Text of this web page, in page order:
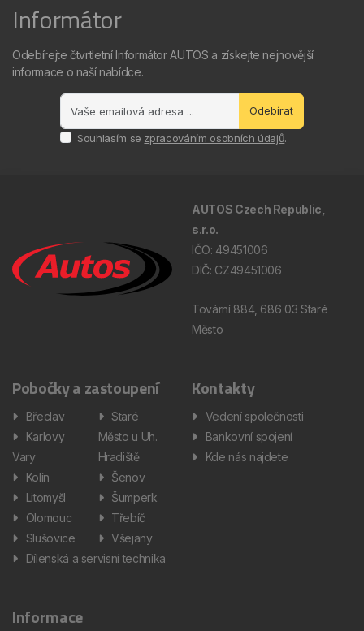
Informátor
Odebírejte čtvrtletní Informátor AUTOS a získejte nejnovější
informace o naší nabídce.
Odebírat
Souhlasím se zpracováním osobních údajů.
AUTOS Czech Republic,
s.r.o.
IČO: 49451006
DIČ: CZ49451006
Tovární 884, 686 03 Staré
Město
Pobočky a zastoupení
Břeclav
Karlovy
Vary
Kolín
Litomyšl
Olomouc
Slušovice
Staré
Město u Uh.
Hradiště
Šenov
Šumperk
Třebíč
Všejany
Dílenská a servisní technika
Kontakty
Vedení společnosti
Bankovní spojení
Kde nás najdete
Informace